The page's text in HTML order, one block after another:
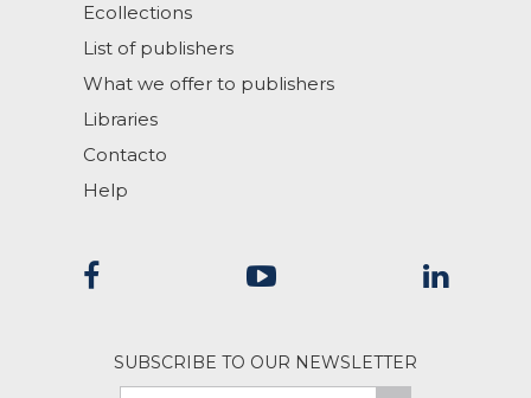
Ecollections
List of publishers
What we offer to publishers
Libraries
Contacto
Help
SUBSCRIBE TO OUR NEWSLETTER